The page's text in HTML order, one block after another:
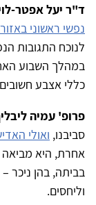
ד"ר יעל אפטר-
נפשי ראשוני
לנוכח התגובות
במהלך השבוע
כללי אצבע
פרופ' עמיה
סביבנו, ואולי
אחרת, היא מביאה
בביתה, בהן ניכר
וליחסים.